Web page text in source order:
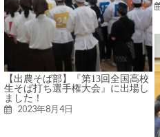
【出農そば部】『第13回全国高校
生そば打ち選手権大会』に出場し
ました！
2023年8月4日